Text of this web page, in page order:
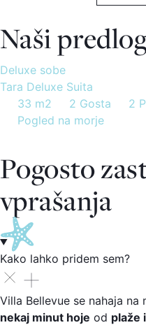
Naši
Deluxe sobe
Tara Deluxe Suita
33 m2
2 Gosta
2
Pogled na morje
Pogosto
vprašanja
Kako lahko pridem sem?
Villa Bellevue se nahaja
nekaj minut hoje od plaže